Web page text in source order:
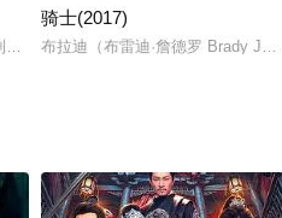
个医生心事重重活得像幽灵。陈升为
花俱乐部演奏。他的音乐吸引着人
骑士(2017)
布拉迪（布雷迪·詹德罗 Brady